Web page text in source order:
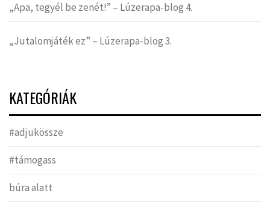
„Apa, tegyél be zenét!” – Lúzerapa-blog 4.
„Jutalomjáték ez” – Lúzerapa-blog 3.
KATEGÓRIÁK
#adjukössze
#támogass
búra alatt